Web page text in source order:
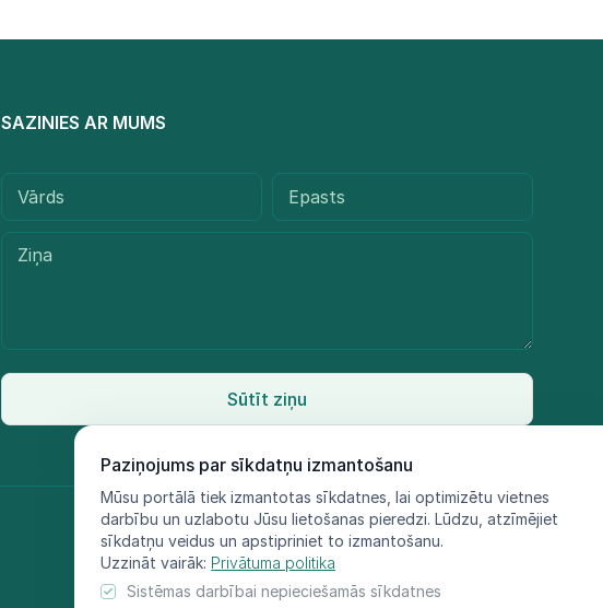
Paziņojums par sīkdatņu izmantošanu
Mūsu portālā tiek izmantotas sīkdatnes, lai optimizētu vietnes
darbību un uzlabotu Jūsu lietošanas pieredzi. Lūdzu, atzīmējiet
sīkdatņu veidus un apstipriniet to izmantošanu.
Uzzināt vairāk: Privātuma politika
Sistēmas darbībai nepieciešamās sīkdatnes
SAZINIES AR MUMS
Sūtīt ziņu